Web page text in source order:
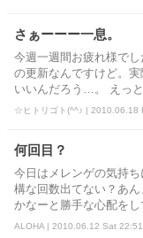
さぁーーー一息。
今週一週間お疲れ様で
の更新なんですけど。
いいんだろう…。 えっ
☆ヒトリゴト(^^♪ | 2010.06.18
何回目？
今日はメレンゲの気持
構な回数出てない？あ
かなーと勝手な心配をし
ALOHA | 2010.06.12 Sat 22:51